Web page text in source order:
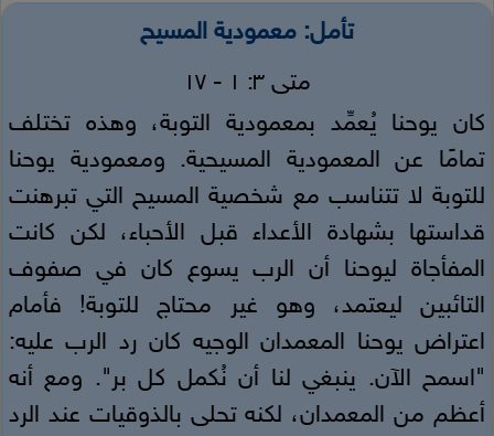
تأمل: معمودية المسيح
متى ٣: ١ - ١٧
كان يوحنا يُعمِّد بمعمودية التوبة، وهذه تختلف
تمامًا عن المعمودية المسيحية. ومعمودية يوحنا
للتوبة لا تتناسب مع شخصية المسيح التي تبرهنت
قداستها بشهادة الأعداء قبل الأحباء، لكن كانت
المفأجاة ليوحنا أن الرب يسوع كان في صفوف
التائبين ليعتمد، وهو غير محتاج للتوبة! فأمام
اعتراض يوحنا المعمدان الوجيه كان رد الرب عليه:
"اسمح الآن. ينبغي لنا أن نُكمل كل بر". ومع أنه
أعظم من المعمدان، لكنه تحلى بالذوقيات عند الرد